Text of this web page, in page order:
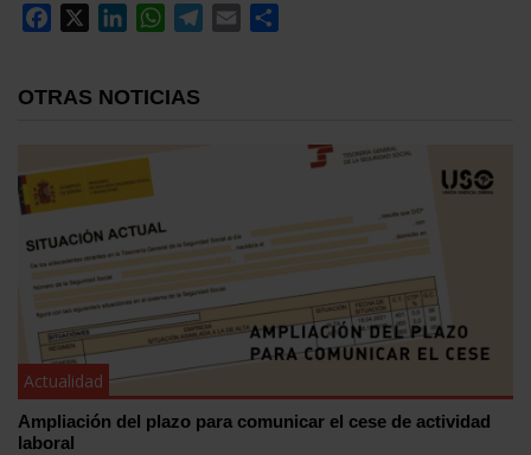
Facebook
LinkedInWhatsApp
Telegram
Email
OTRAS NOTICIAS
Actualidad
Ampliación del plazo para comunicar el cese de actividad
laboral